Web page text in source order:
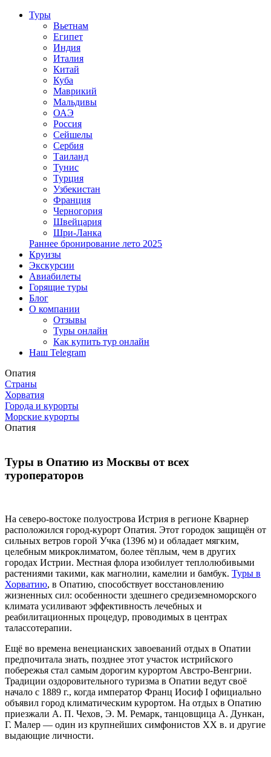
Туры
Вьетнам
Египет
Индия
Италия
Китай
Куба
Маврикий
Мальдивы
ОАЭ
Россия
Сейшелы
Сербия
Таиланд
Тунис
Турция
Узбекистан
Франция
Черногория
Швейцария
Шри-Ланка
Раннее бронирование лето 2025
Круизы
Экскурсии
Авиабилеты
Горящие туры
Блог
О компании
Отзывы
Туры онлайн
Как купить тур онлайн
Наш Telegram
Опатия
Страны
Хорватия
Города и курорты
Морские курорты
Опатия
Туры в Опатию из Москвы от всех
туроператоров
На северо-востоке полуострова Истрия в регионе Кварнер
расположился город-курорт Опатия. Этот городок защищён от
сильных ветров горой Учка (1396 м) и обладает мягким,
целебным микроклиматом, более тёплым, чем в других
городах Истрии. Местная флора изобилует теплолюбивыми
растениями такими, как магнолии, камелии и бамбук. Туры в
Хорватию, в Опатию, способствует восстановлению
жизненных сил: особенности здешнего средиземноморского
климата усиливают эффективность лечебных и
реабилитационных процедур, проводимых в центрах
талассотерапии.
Ещё во времена венецианских завоеваний отдых в Опатии
предпочитала знать, позднее этот участок истрийского
побережья стал самым дорогим курортом Австро-Венгрии.
Традиции оздоровительного туризма в Опатии ведут своё
начало с 1889 г., когда император Франц Иосиф I официально
объявил город климатическим курортом. На отдых в Опатию
приезжали А. П. Чехов, Э. М. Ремарк, танцовщица А. Дункан,
Г. Малер — один из крупнейших симфонистов XX в. и другие
выдающие личности.